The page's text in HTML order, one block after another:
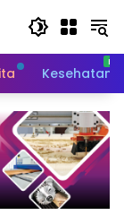
Kesehatan